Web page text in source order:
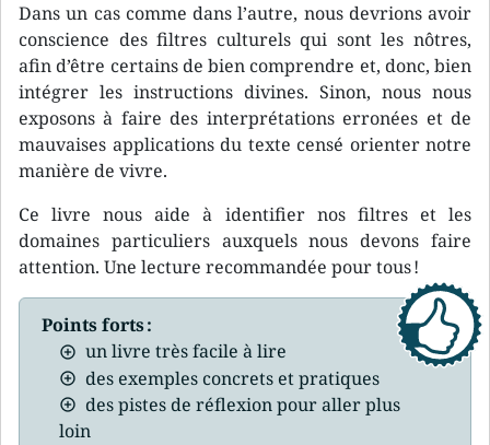
Dans un cas comme dans l’autre, nous devrions avoir
conscience des filtres culturels qui sont les nôtres,
afin d’être certains de bien comprendre et, donc, bien
intégrer les instructions divines. Sinon, nous nous
exposons à faire des interprétations erronées et de
mauvaises applications du texte censé orienter notre
manière de vivre.
Ce livre nous aide à identifier nos filtres et les
domaines particuliers auxquels nous devons faire
attention. Une lecture recommandée pour tous !
Points forts :
un livre très facile à lire
des exemples concrets et pratiques
des pistes de réflexion pour aller plus
loin